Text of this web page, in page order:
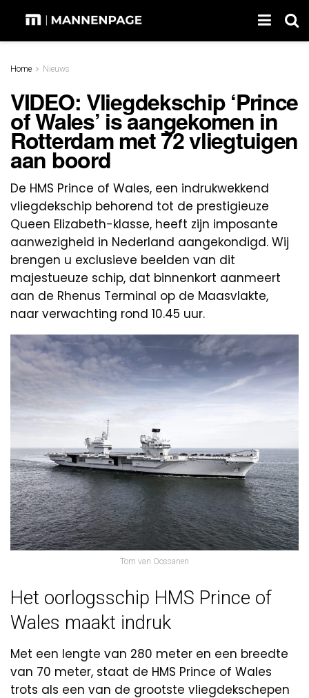
Home Nieuws
VIDEO: Vliegdekschip ‘Prince
of Wales’ is aangekomen in
Rotterdam met 72 vliegtuigen
aan boord
De HMS Prince of Wales, een indrukwekkend
vliegdekschip behorend tot de prestigieuze
Queen Elizabeth-klasse, heeft zijn imposante
aanwezigheid in Nederland aangekondigd. Wij
brengen u exclusieve beelden van dit
majestueuze schip, dat binnenkort aanmeert
aan de Rhenus Terminal op de Maasvlakte,
naar verwachting rond 10.45 uur.
Tom van Oossanen
Het oorlogsschip HMS Prince of
Wales maakt indruk
Met een lengte van 280 meter en een breedte
van 70 meter, staat de HMS Prince of Wales
trots als een van de grootste vliegdekschepen